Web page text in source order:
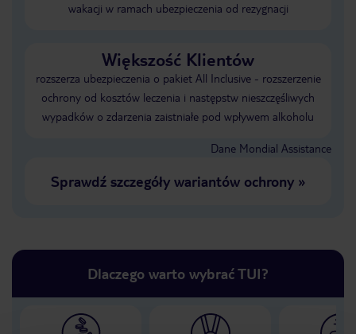
wakacji w ramach ubezpieczenia od rezygnacji
Większość Klientów
rozszerza ubezpieczenia o pakiet All Inclusive - rozszerzenie
ochrony od kosztów leczenia i następstw nieszczęśliwych
wypadków o zdarzenia zaistniałe pod wpływem alkoholu
Dane Mondial Assistance
Sprawdź szczegóły wariantów ochrony»
Dlaczego warto wybrać TUI?